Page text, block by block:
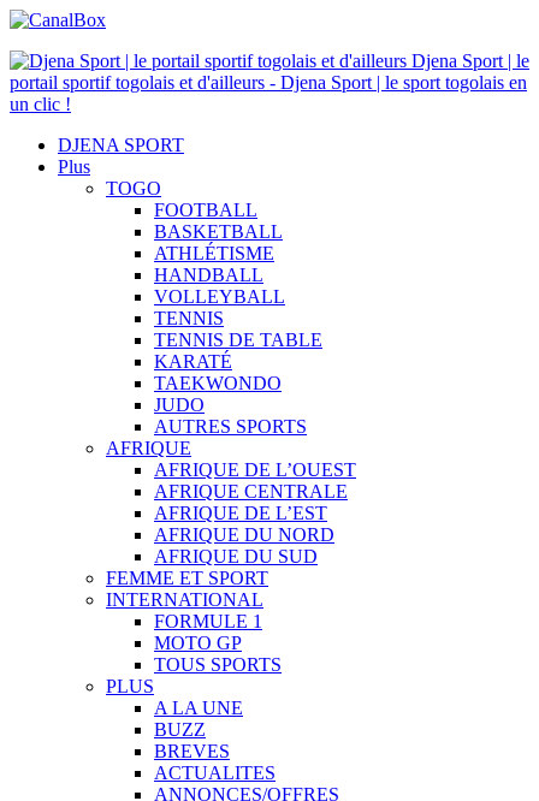
Djena Sport | le
portail sportif togolais et d'ailleurs - Djena Sport | le sport togolais en
un clic !
DJENA SPORT
Plus
TOGO
FOOTBALL
BASKETBALL
ATHLÉTISME
HANDBALL
VOLLEYBALL
TENNIS
TENNIS DE TABLE
KARATÉ
TAEKWONDO
JUDO
AUTRES SPORTS
AFRIQUE
AFRIQUE DE L’OUEST
AFRIQUE CENTRALE
AFRIQUE DE L’EST
AFRIQUE DU NORD
AFRIQUE DU SUD
FEMME ET SPORT
INTERNATIONAL
FORMULE 1
MOTO GP
TOUS SPORTS
PLUS
A LA UNE
BUZZ
BREVES
ACTUALITES
ANNONCES/OFFRES